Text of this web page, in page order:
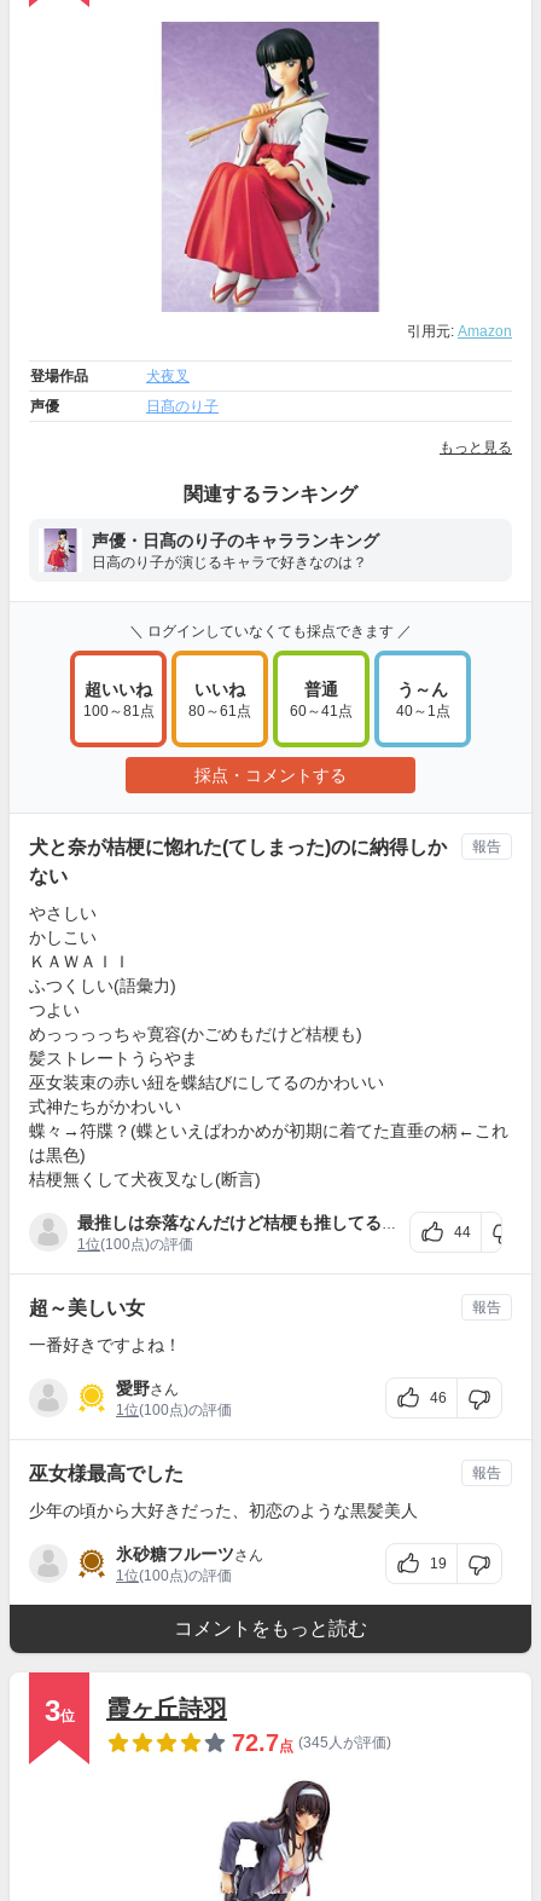
引用元: Amazon
登場作品
犬夜叉
声優
日髙のり子
もっと見る
関連するランキング
声優・日髙のり子のキャラランキング
日高のり子が演じるキャラで好きなのは？
＼ ログインしていなくても採点できます ／
超いいね
100～81点
いいね
80～61点
普通
60～41点
う～ん
40～1点
採点・コメントする
犬と奈が桔梗に惚れた(てしまった)のに納得しか
ない
やさしい
かしこい
ＫＡＷＡＩＩ
ふつくしい(語彙力)
つよい
めっっっっちゃ寛容(かごめもだけど桔梗も)
髪ストレートうらやま
巫女装束の赤い紐を蝶結びにしてるのかわいい
式神たちがかわいい
蝶々→符牒？(蝶といえばわかめが初期に着てた直垂の柄←これ
は黒色)
桔梗無くして犬夜叉なし(断言)
最推しは奈落なんだけど桔梗も推してる古代生物💎
さん
1位(100点)の評価
44
報告
超～美しい女
一番好きですよね！
愛野さん
1位(100点)の評価
46
報告
巫女様最高でした
少年の頃から大好きだった、初恋のような黒髪美人
氷砂糖フルーツさん
1位(100点)の評価
19
報告
コメントをもっと読む
3位
霞ヶ丘詩羽
72.7点 (345人が評価)